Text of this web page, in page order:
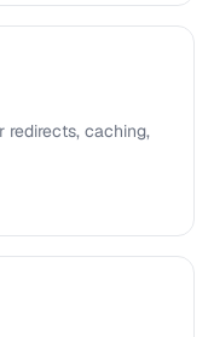
redirects, caching,